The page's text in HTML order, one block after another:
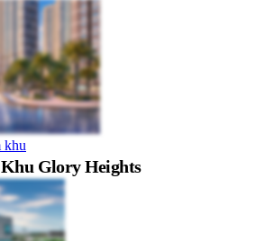
khu
Glory Heights